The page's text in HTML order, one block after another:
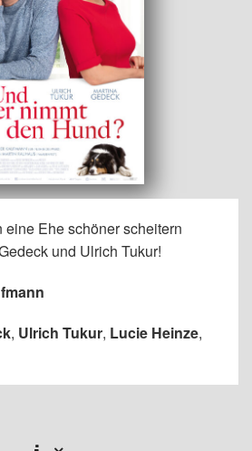
eine Ehe schöner scheitern
und Ulrich Tukur!
, Ulrich Tukur, Lucie Heinze,